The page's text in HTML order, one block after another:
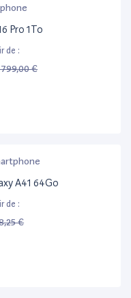
Pro 1To
de :
799,00 €
A41 64Go
de :
€